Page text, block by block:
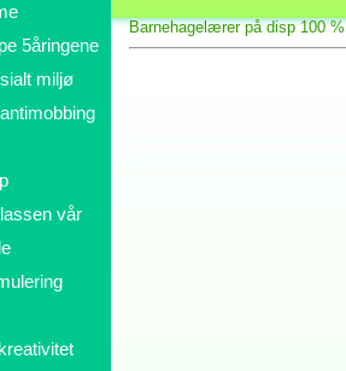
5åringene
miljø
vår
Barnehagelærer på disp 100 %